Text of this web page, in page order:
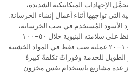
الإجهادات الميكانيكية الشديدة،
التي تواجهها أثناء أعمال إنشاء الخرسانة.
الأسود المُستخدم في صب الخرسانة،
عبر مشاريع بناء متنوِّعة، أنه يحافظ على سلامته البنيوية خلال ٥٠–١٠٠
عملية صب خرسانية، مقارنةً بـ ١٠–٢٠ عملية صب فقط في المواد الخشبية
الطويل للخدمة وفوراتٌ تكلفةً كبيرةً
عدة مشاريع باستخدام نفس مخزون